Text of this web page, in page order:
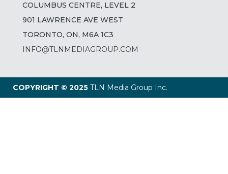
COLUMBUS CENTRE, LEVEL 2
901 LAWRENCE AVE WEST
TORONTO, ON, M6A 1C3
INFO@TLNMEDIAGROUP.COM
COPYRIGHT © 2025 TLN Media Group Inc.